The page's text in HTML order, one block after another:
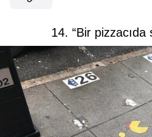
14. “Bir pizzacıda